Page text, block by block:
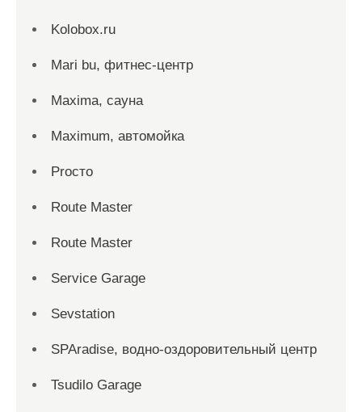
Kolobox.ru
Mari bu, фитнес-центр
Maxima, сауна
Maximum, автомойка
Proсто
Route Master
Route Master
Service Garage
Sevstation
SPAradise, водно-оздоровительный центр
Tsudilo Garage